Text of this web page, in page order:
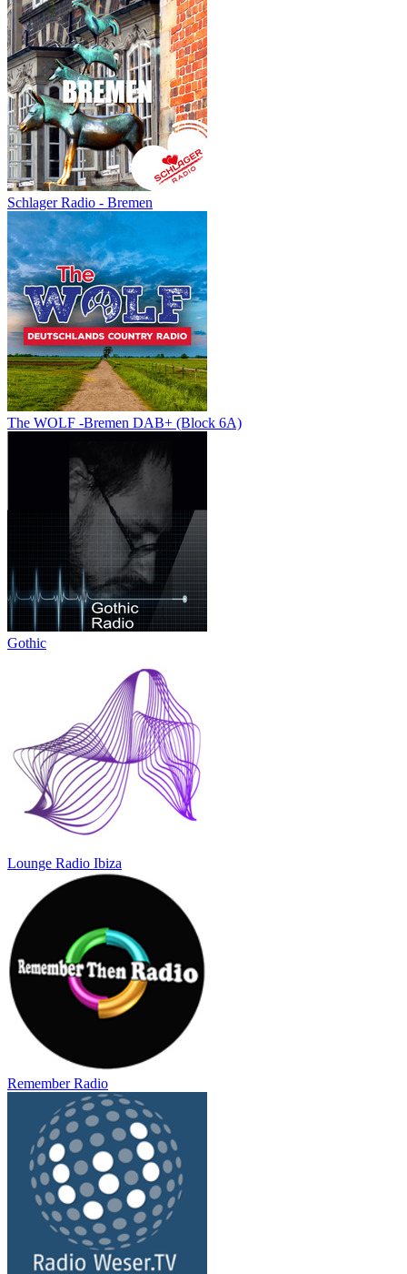
Schlager Radio - Bremen
The WOLF -Bremen DAB+ (Block 6A)
Gothic
Lounge Radio Ibiza
Remember Radio